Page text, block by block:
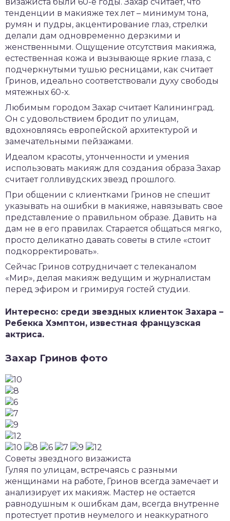
визажиста были 60-е годы. Захар считает, что
тенденции в макияже тех лет – минимум тона,
румян и пудры, акцентирование глаз, стрелки
делали дам одновременно дерзкими и
женственными. Ощущение отсутствия макияжа,
естественная кожа и вызывающе яркие глаза, с
подчеркнутыми тушью ресницами, как считает
Гринов, идеально соответствовали духу свободы
мятежных 60-х.
Любимым городом Захар считает Калининград.
Он с удовольствием бродит по улицам,
вдохновляясь европейской архитектурой и
замечательными пейзажами.
Идеалом красоты, утонченности и умения
использовать макияж для создания образа Захар
считает голливудских звезд прошлого.
При общении с клиентками Гринов не спешит
указывать на ошибки в макияже, навязывать свое
представление о правильном образе. Давить на
дам не в его правилах. Старается общаться мягко,
просто деликатно давать советы в стиле «стоит
подкорректировать».
Сейчас Гринов сотрудничает с телеканалом
«Мир», делая макияж ведущим и журналистам
перед эфиром и гримируя гостей студии.
Интересно: среди звездных клиенток Захара –
Ребекка Хэмптон, известная французская
актриса.
Захар Гринов фото
Советы звездного визажиста
Гуляя по улицам, встречаясь с разными
женщинами на работе, Гринов всегда замечает и
анализирует их макияж. Мастер не остается
равнодушным к ошибкам дам, всегда внутренне
протестует против неумелого и неаккуратного